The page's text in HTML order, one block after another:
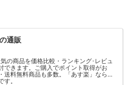
通販
の商品を価格比較・ランキング･レビュ
できます。ご購入でポイント取得がお
送料無料商品も多数。「あす楽」なら翌
す。